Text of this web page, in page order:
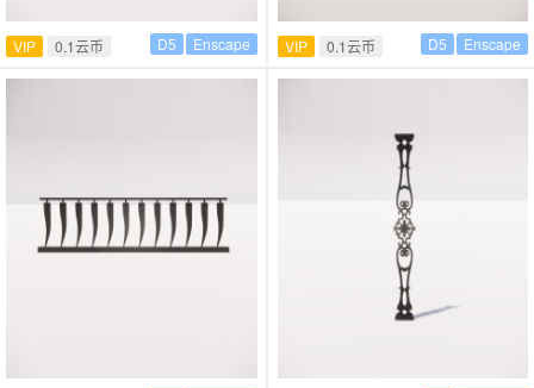
VIP 0.1云币 Enscape
D5 VIP 0.1云币 Enscape
D5